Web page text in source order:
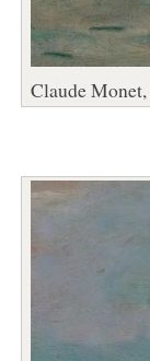
Claude Monet,